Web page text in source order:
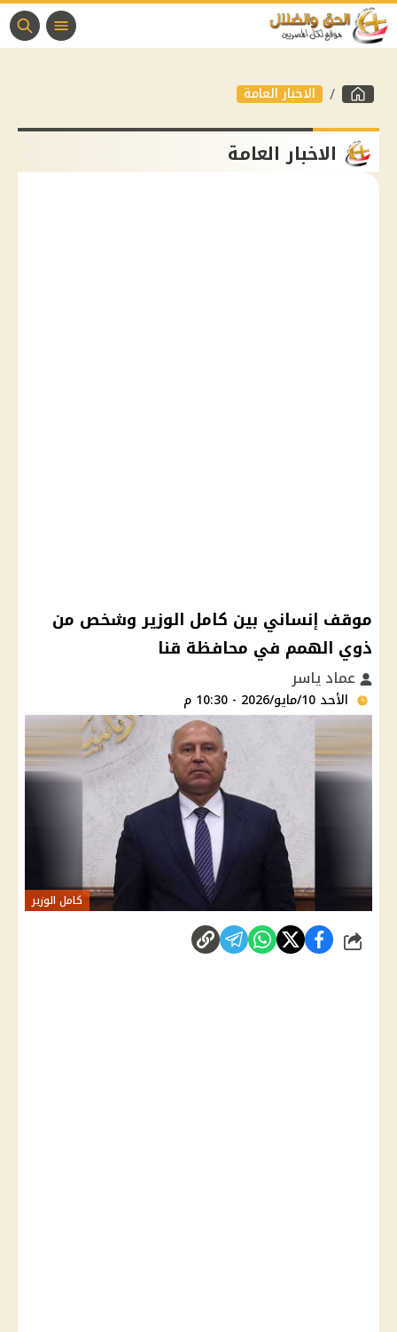
الاخبار العامة
الاخبار العامة
موقف إنساني بين كامل الوزير وشخص من
ذوي الهمم في محافظة قنا
عماد ياسر
الأحد 10/مايو/2026 - 10:30 م
كامل الوزير
شارك